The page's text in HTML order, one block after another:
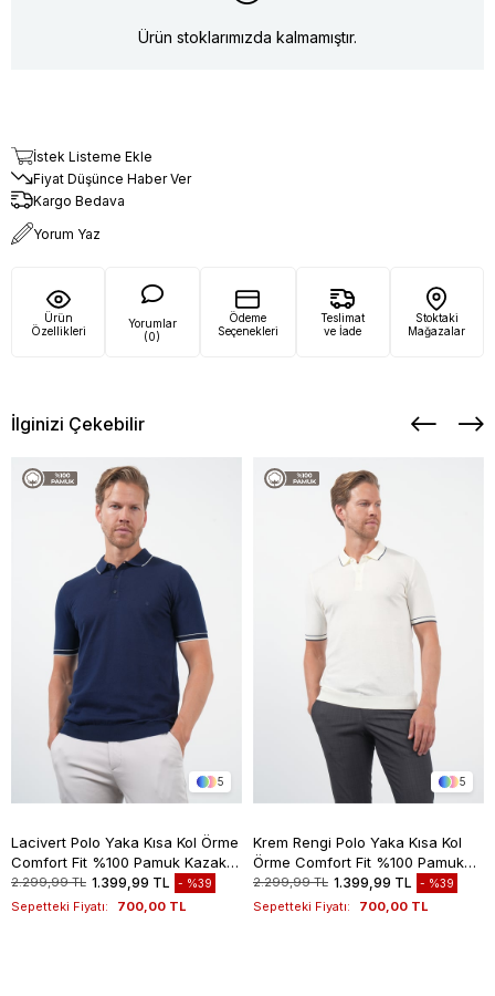
Ürün stoklarımızda kalmamıştır.
İstek Listeme Ekle
Fiyat Düşünce Haber Ver
Kargo Bedava
Yorum Yaz
Ürün
Özellikleri
Yorumlar
(0)
Ödeme
Seçenekleri
Teslimat
ve İade
Stoktaki
Mağazalar
İlginizi Çekebilir
5
Lacivert Polo Yaka Kısa Kol Örme
Comfort Fit %100 Pamuk Kazak
1012260151
2.299,99 TL 1.399,99 TL %39
Sepetteki Fiyatı: 700,00 TL
5
Krem Rengi Polo Yaka Kısa Kol
Örme Comfort Fit %100 Pamuk
Kazak 1012260151
2.299,99 TL 1.399,99 TL %39
Sepetteki Fiyatı: 700,00 TL